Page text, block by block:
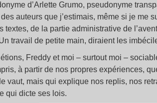
d’Arlette Grumo, pseudonyme
auteurs que j’estimais, même si je me
textes, de la partie administrative de
travail de petite main, diraient les
Freddy et moi – surtout moi –
à partir de nos propres expériences,
vaut, mais qui explique nos replis, nos
qui dicte ses lois.